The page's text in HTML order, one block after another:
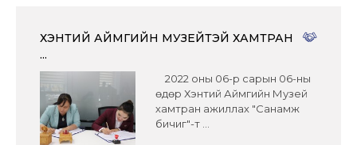
ХЭНТИЙ АЙМГИЙН МУЗЕЙТЭЙ ХАМТРАН
...
2022 оны 06-р сарын 06-ны
өдөр Хэнтий Аймгийн Музей
хамтран ажиллах "Санамж
бичиг"-т ...